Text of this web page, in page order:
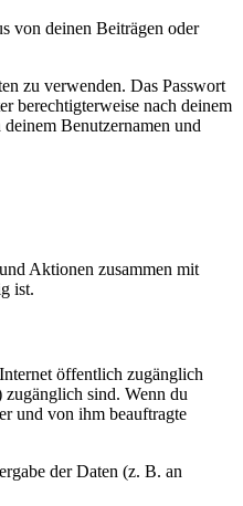
von deinen Beiträgen oder
zu verwenden. Das Passwort
berechtigterweise nach deinem
Benutzernamen und
Aktionen zusammen mit
ist.
öffentlich zugänglich
zugänglich sind. Wenn du
und von ihm beauftragte
der Daten (z. B. an